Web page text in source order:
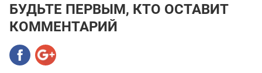
БУДЬТЕ ПЕРВЫМ, КТО ОСТАВИТ
КОММЕНТАРИЙ